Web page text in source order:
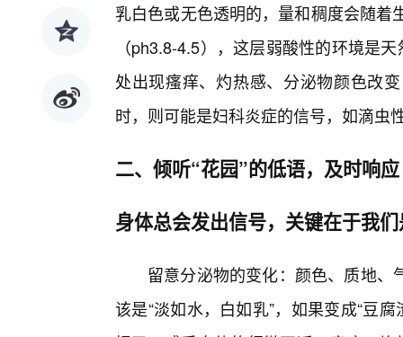
乳白色或无色透明的，量和稠度会随
（ph3.8-4.5），这层弱酸性的环境是
处出现瘙痒、灼热感、分泌物颜色改
时，则可能是妇科炎症的信号，如滴虫
二、倾听“花园”的低语，及时响应
身体总会发出信号，关键在于我
留意分泌物的变化：颜色、质地
该是“淡如水，白如乳”，如果变成“豆